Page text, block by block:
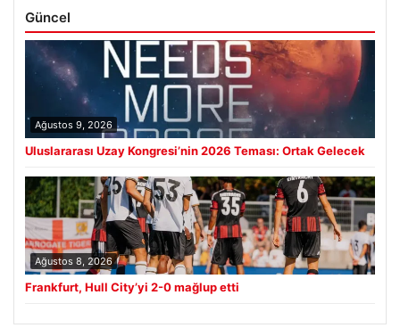
Güncel
Ağustos 9, 2026
Uluslararası Uzay Kongresi’nin 2026 Teması: Ortak Gelecek
Ağustos 8, 2026
Frankfurt, Hull City’yi 2-0 mağlup etti